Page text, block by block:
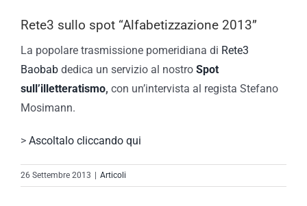
Rete3 sullo spot “Alfabetizzazione 2013”
La popolare trasmissione pomeridiana di Rete3
Baobab dedica un servizio al nostro Spot
sull’illetteratismo, con un’intervista al regista Stefano
Mosimann.
> Ascoltalo cliccando qui
26 Settembre 2013 Articoli